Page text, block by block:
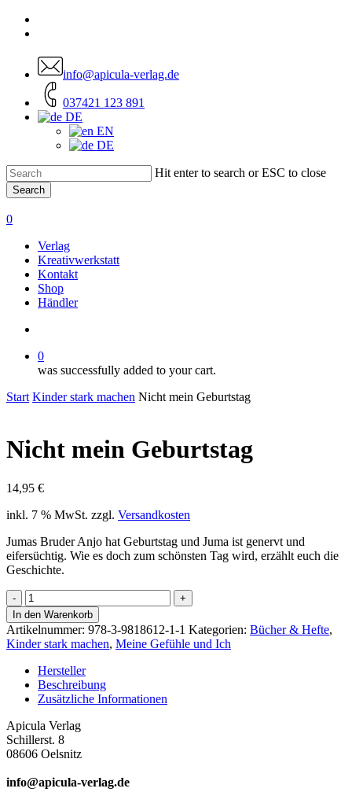
Skip
content
info@apicula-verlag.de
037421 123 891
DE
EN
DE
Hit enter to search or ESC to close
Search
Search
account
0
Verlag
Kreativwerkstatt
Kontakt
Shop
Händler
0
was successfully added to your cart.
Start Kinder stark machen Nicht mein Geburtstag
Nicht mein Geburtstag
14,95 €
inkl. 7 % MwSt. zzgl. Versandkosten
Jumas Bruder Anjo hat Geburtstag und Juma ist genervt und
eifersüchtig. Wie es doch zum schönsten Tag wird, erzählt euch die
Geschichte.
Nicht
mein
Geburtstag
Menge
In den Warenkorb
Artikelnummer: 978-3-9818612-1-1 Kategorien: Bücher & Hefte,
Kinder stark machen, Meine Gefühle und Ich
Hersteller
Beschreibung
Zusätzliche Informationen
Apicula Verlag
Schillerst. 8
08606 Oelsnitz
info@apicula-verlag.de